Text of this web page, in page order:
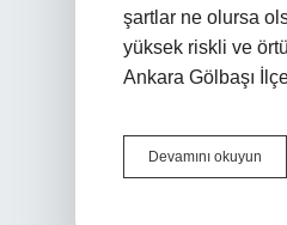
şartlar ne olursa
yüksek riskli ve
Ankara Gölbaşı
Devamını okuyun